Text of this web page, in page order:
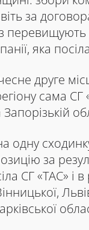
за
перевищують
яка
друге
сама СГ
одну
за
СГ «ТАС» і